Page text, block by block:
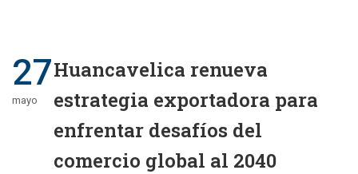
27
mayo
Huancavelica renueva
estrategia exportadora para
enfrentar desafíos del
comercio global al 2040